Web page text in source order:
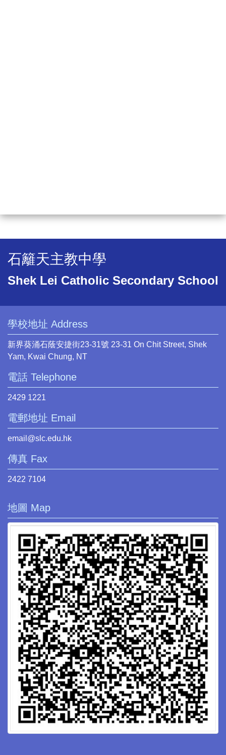
石籬天主教中學
Shek Lei Catholic Secondary School
學校地址 Address
新界葵涌石蔭安捷街23-31號 23-31 On Chit Street, Shek
Yam, Kwai Chung, NT
電話 Telephone
2429 1221
電郵地址 Email
email@slc.edu.hk
傳真 Fax
2422 7104
地圖 Map